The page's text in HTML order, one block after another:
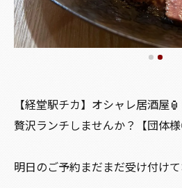
【経堂駅チカ】オシャレ居酒屋
贅沢ランチしませんか？【団体様
明日のご予約まだまだ受け付け